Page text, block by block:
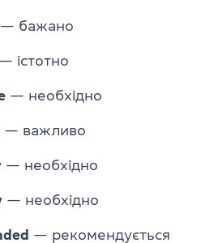
— бажано
— істотно
— необхідно
— важливо
— необхідно
— необхідно
— рекомендується